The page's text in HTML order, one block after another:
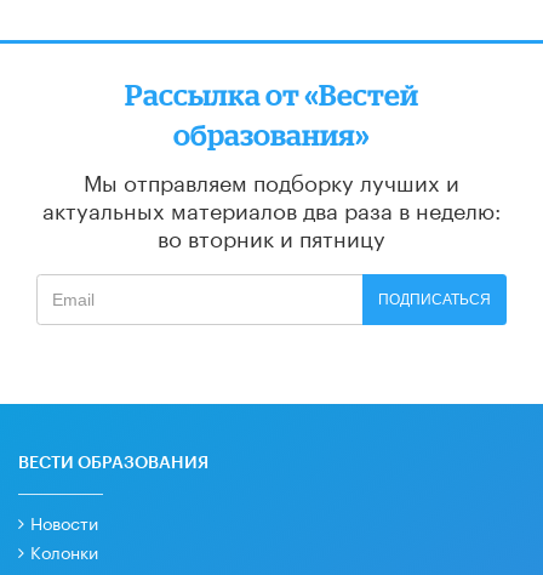
Рассылка от «Вестей
образования»
Мы отправляем подборку лучших и
актуальных материалов два раза в неделю:
во вторник и пятницу
ПОДПИСАТЬСЯ
ВЕСТИ ОБРАЗОВАНИЯ
Новости
Колонки